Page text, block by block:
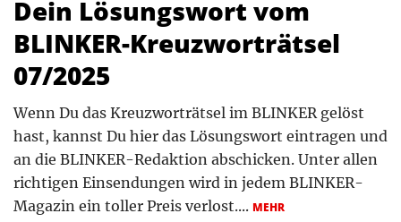
Dein Lösungswort vom
BLINKER-Kreuzworträtsel
07/2025
Wenn Du das Kreuzworträtsel im BLINKER gelöst
hast, kannst Du hier das Lösungswort eintragen und
an die BLINKER-Redaktion abschicken. Unter allen
richtigen Einsendungen wird in jedem BLINKER-
Magazin ein toller Preis verlost.... MEHR